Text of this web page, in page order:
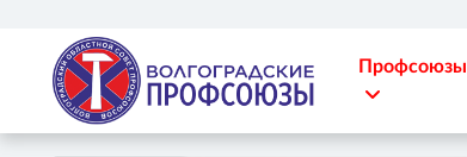
Профсоюзы